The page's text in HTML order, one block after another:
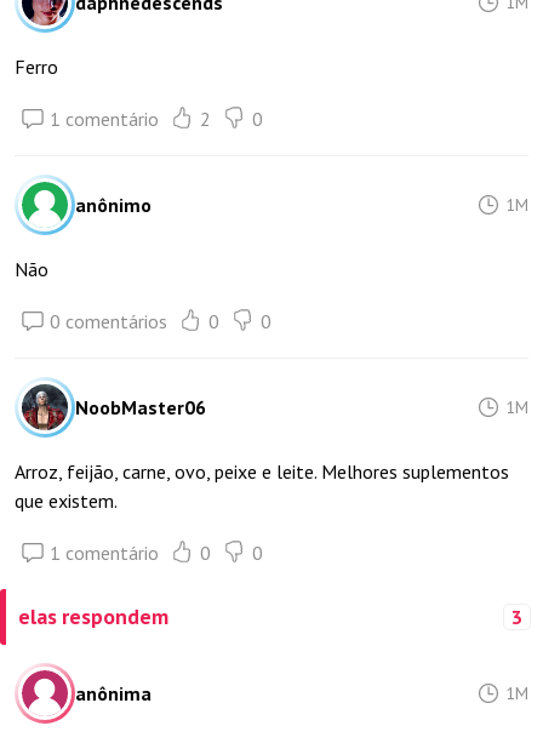
Ferro
1 comentário 2 0
anônimo 1M
Não
0 comentários 0 0
NoobMaster06 1M
Arroz, feijão, carne, ovo, peixe e leite. Melhores suplementos
que existem.
1 comentário 0 0
elas respondem 3
anônima 1M